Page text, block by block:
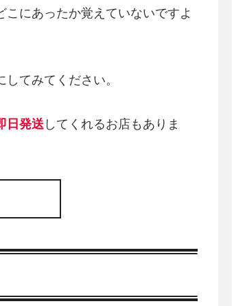
にあったか覚えていないですよ
てみてください。
日発送 してくれるお店もありま